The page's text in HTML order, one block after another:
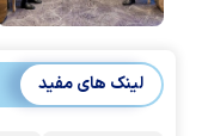
لینک های مفید